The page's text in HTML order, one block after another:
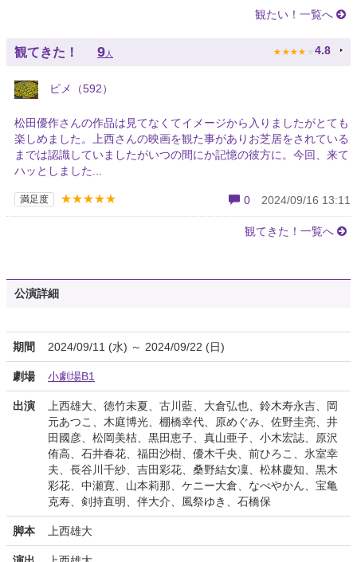
観たい！一覧へ
観てきた！ 9 人 ★ ★ ★ ★ ★ 4.8
ピメ（592）
松田優作さんの作品は見てなくてイメージから入りましたがとても
楽しめました。上西さんの映画を観た事がありお芝居をされている
までは認識していましたがいつの間にか記憶の彼方に。今回、来て
ハッとしました...
満足度 ★★★★★ 0 2024/09/16 13:11
観てきた！一覧へ
公演詳細
期間 2024/09/11 (水) ～ 2024/09/22 (日)
劇場 小劇場B1
出演
上西雄大、徳竹未夏、古川藍、大倉弘也、鈴木寿永吉、岡
元あつこ、木庭博光、棚橋幸代、原めぐみ、佐野圭亮、井
田國彦、松岡美桔、黒田恵子、真山亜子、小木宏誌、原沢
侑高、石井春花、福田沙樹、優木千央、前ひろこ、氷室幸
夫、長谷川千紗、吉田彩花、桑野結女凜、松林慶知、黒木
彩花、中瀬寛、山本莉那、ケニー大倉、なべやかん、宝亀
克寿、剣持直明、伴大介、風祭ゆき、石橋保
脚本 上西雄大